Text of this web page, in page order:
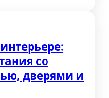
со
дверями и